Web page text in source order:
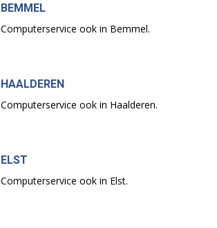
BEMMEL
Computerservice ook in Bemmel.
HAALDEREN
Computerservice ook in Haalderen.
ELST
Computerservice ook in Elst.